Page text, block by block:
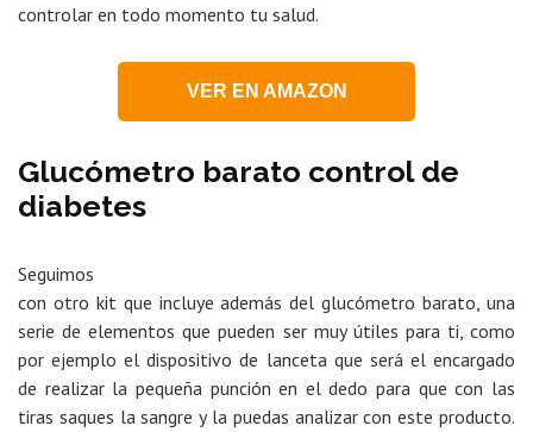
controlar en todo momento tu salud.
VER EN AMAZON
Glucómetro barato control de
diabetes
Seguimos
con otro kit que incluye además del glucómetro barato, una
serie de elementos que pueden ser muy útiles para ti, como
por ejemplo el dispositivo de lanceta que será el encargado
de realizar la pequeña punción en el dedo para que con las
tiras saques la sangre y la puedas analizar con este producto.